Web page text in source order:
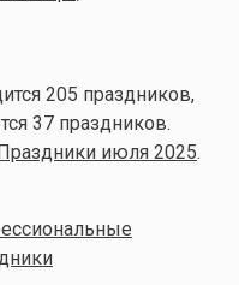
205 праздников,
37 праздников.
июля 2025.